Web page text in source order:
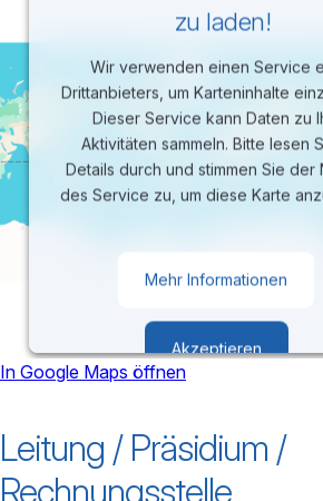
zu laden!
Wir verwenden einen Service
Drittanbieters, um Karteninhalte
Dieser Service kann Daten zu
Aktivitäten sammeln. Bitte lesen
Details durch und stimmen Sie der
des Service zu, um diese Karte
Mehr Informationen
Akzeptieren
Management Platform
In Google Maps öffnen
Leitung / Präsidium /
Rechnungsstelle